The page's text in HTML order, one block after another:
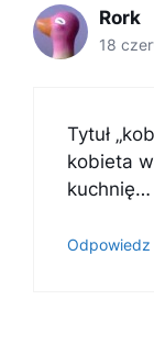
Rork
18
Tytuł
kobieta
kuchnię…
Odpowiedz